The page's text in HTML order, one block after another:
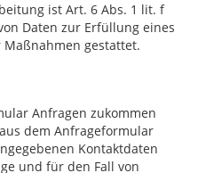
ist Art. 6 Abs. 1 lit. f
Daten zur Erfüllung eines
gestattet.
Anfragen zukommen
dem Anfrageformular
Kontaktdaten
und für den Fall von